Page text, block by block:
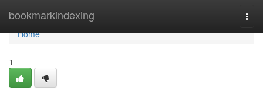
bookmarkindexing
Home
Home
1